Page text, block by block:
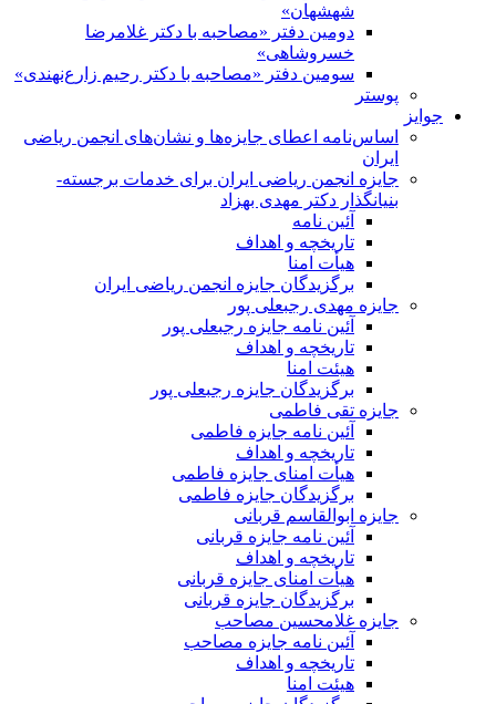
شهشهان»
دومین دفتر «مصاحبه با دکتر غلامرضا
خسروشاهی»
سومین دفتر «مصاحبه با دکتر رحیم زارع‌نهندی»
پوستر
جوایز
اساس‌نامه اعطای جایزه‌ها و نشان‌های انجمن ریاضی
ایران
جایزه انجمن ریاضی ایران برای خدمات برجسته-
بنیانگذار دکتر مهدی بهزاد
آئین نامه
تاریخچه و اهداف
هیأت امنا
برگزیدگان جایزه انجمن ریاضی ایران
جایزه مهدی رجبعلی پور
آئین نامه جایزه رجبعلی پور
تاریخچه و اهداف
هیئت امنا
برگزیدگان جایزه رجبعلی پور
جایزه تقی فاطمی
آئین نامه جایزه فاطمی
تاریخچه و اهداف
هیأت امنای جایزه فاطمی
برگزیدگان جایزه فاطمی
جایزه ابوالقاسم قربانی
آئین نامه جایزه قربانی
تاریخچه و اهداف
هیأت امنای جایزه قربانی
برگزیدگان جایزه قربانی
جایزه غلامحسین مصاحب
آئین نامه جایزه مصاحب
تاریخچه و اهداف
هیئت امنا